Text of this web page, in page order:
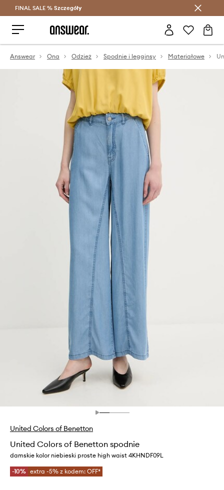
Oszczędzaj z Answear Club >
FINAL SALE % Szczegóły
Answear Ona Odzież Spodnie i legginsy Materiałowe
United Colors of Benetton
United Colors of Benetton spodnie
damskie kolor niebieski proste high waist 4KHNDF09L
-10% extra -5% z kodem: OFF*